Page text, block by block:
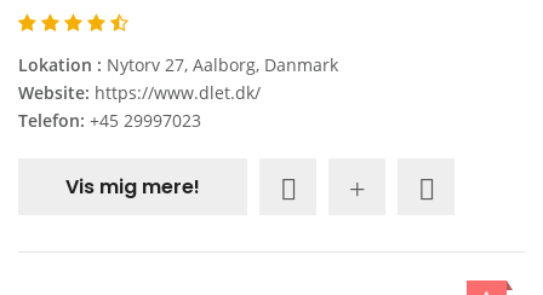
Lokation : Nytorv 27, Aalborg, Danmark
Website: https://www.dlet.dk/
Telefon: +45 29997023
Vis mig mere!